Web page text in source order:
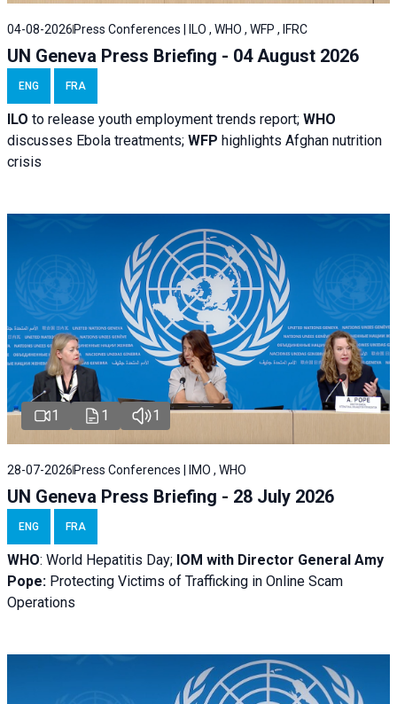
04-08-2026 Press Conferences | ILO , WHO , WFP , IFRC
UN Geneva Press Briefing - 04 August 2026
ENG FRA
ILO to release youth employment trends report; WHO
discusses Ebola treatments; WFP highlights Afghan nutrition
crisis
1 1 1
28-07-2026Press Conferences | IMO , WHO
UN Geneva Press Briefing - 28 July 2026
ENG FRA
WHO: World Hepatitis Day; IOM with Director General Amy
Pope: Protecting Victims of Trafficking in Online Scam
Operations